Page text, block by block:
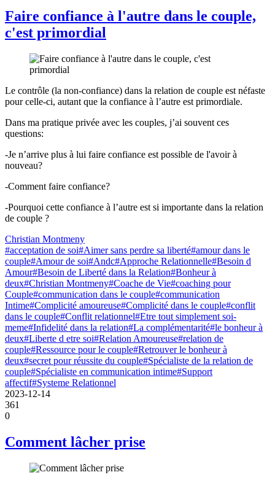
Faire confiance à l'autre dans le couple,
c'est primordial
Le contrôle (la non-confiance) dans la relation de couple est néfaste
pour celle-ci, autant que la confiance à l’autre est primordiale.
Dans ma pratique privée avec les couples, j’ai souvent ces
questions:
-Je n’arrive plus à lui faire confiance est possible de l'avoir à
nouveau?
-Comment faire confiance?
-Pourquoi cette confiance à l’autre est si importante dans la relation
de couple ?
Christian Montmeny
#acceptation de soi#Aimer sans perdre sa liberté#amour dans le
couple#Amour de soi#Andc#Approche Relationnelle#Besoin d
Amour#Besoin de Liberté dans la Relation#Bonheur à
deux#Christian Montmeny#Coache de Vie#coaching pour
Couple#communication dans le couple#communication
Intime#Complicité amoureuse#Complicité dans le couple#conflit
dans le couple#Conflit relationnel#Etre tout simplement soi-
meme#Infidelité dans la relation#La complémentarité#le bonheur à
deux#Liberte d etre soi#Relation Amoureuse#relation de
couple#Ressource pour le couple#Retrouver le bonheur à
deux#secret pour réussite du couple#Spécialiste de la relation de
couple#Spécialiste en communication intime#Support
affectif#Systeme Relationnel
2023-12-14
361
0
Comment lâcher prise